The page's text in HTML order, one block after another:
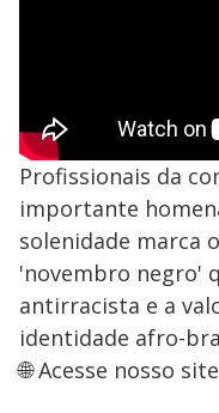
Profissionais da
importante
solenidade marca
'novembro negro'
antirracista e a
identidade afro-
🌐 Acesse nosso